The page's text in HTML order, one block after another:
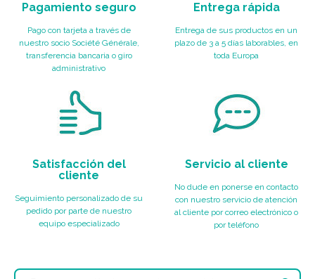
Pagamiento seguro
Pago con tarjeta a través de
nuestro socio Société Générale,
transferencia bancaria o giro
administrativo
Entrega rápida
Entrega de sus productos en un
plazo de 3 a 5 días laborables, en
toda Europa
Satisfacción del
cliente
Seguimiento personalizado de su
pedido por parte de nuestro
equipo especializado
Servicio al cliente
No dude en ponerse en contacto
con nuestro servicio de atención
al cliente por correo electrónico o
por teléfono